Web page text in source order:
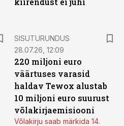
SISUTURUNDUS
28.07.26, 12:09
220 miljoni euro
väärtuses varasid
haldav Tewox alustab
10 miljoni euro suurust
võlakirjaemisiooni
Võlakirju saab märkida 14.